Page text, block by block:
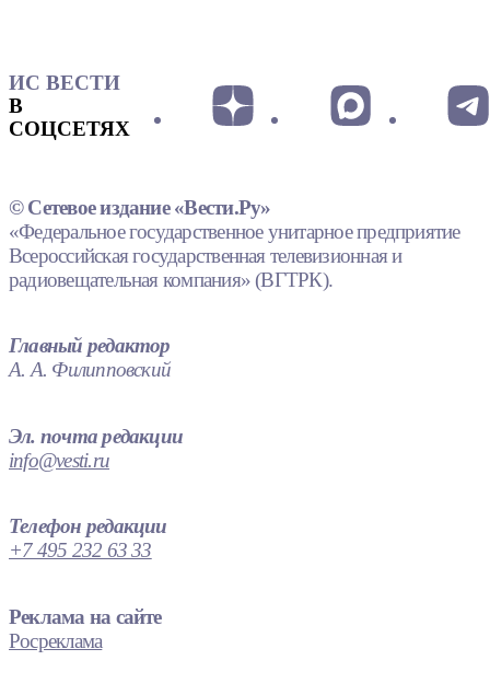
ИС ВЕСТИ
В
СОЦСЕТЯХ
© Сетевое издание «Вести.Ру»
«Федеральное государственное унитарное предприятие
Всероссийская государственная телевизионная и
радиовещательная компания» (ВГТРК).
Главный редактор
А. А. Филипповский
Эл. почта редакции
info@vesti.ru
Телефон редакции
+7 495 232 63 33
Реклама на сайте
Росреклама